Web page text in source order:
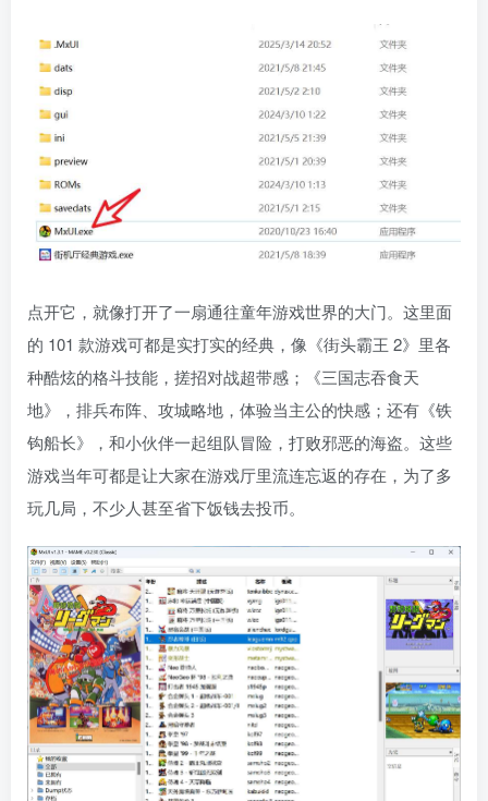
点开它，就像打开了一扇通往童年游戏世界的大门。这里面
的 101 款游戏可都是实打实的经典，像《街头霸王 2》里各
种酷炫的格斗技能，搓招对战超带感；《三国志吞食天
地》，排兵布阵、攻城略地，体验当主公的快感；还有《铁
钩船长》，和小伙伴一起组队冒险，打败邪恶的海盗。这些
游戏当年可都是让大家在游戏厅里流连忘返的存在，为了多
玩几局，不少人甚至省下饭钱去投币。